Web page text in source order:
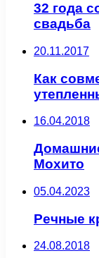
32 года
свадьба
20.11.2017
Как
16.04.2018
Мохито
05.04.2023
Речные
24.08.2018